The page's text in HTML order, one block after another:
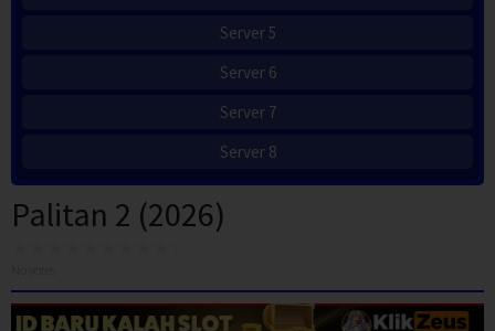
Server 5
Server 6
Server 7
Server 8
Palitan 2 (2026)